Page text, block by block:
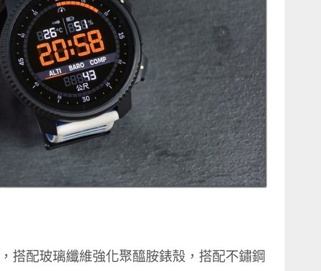
搭配玻璃纖維強化聚醯胺錶殼，搭配不鏽鋼